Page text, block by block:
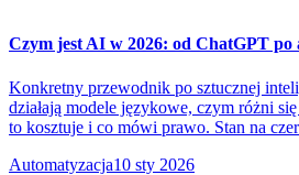
Czym jest AI w 2026: od ChatGPT po
Konkretny przewodnik po sztucznej
działają modele językowe, czym różni
to kosztuje i co mówi prawo. Stan na
Automatyzacja10 sty 2026